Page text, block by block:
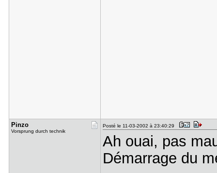
Pinzo
Vorsprung durch technik
Posté le 11-03-2002 à 23:40:29
Ah ouai, pas
Démarrage du